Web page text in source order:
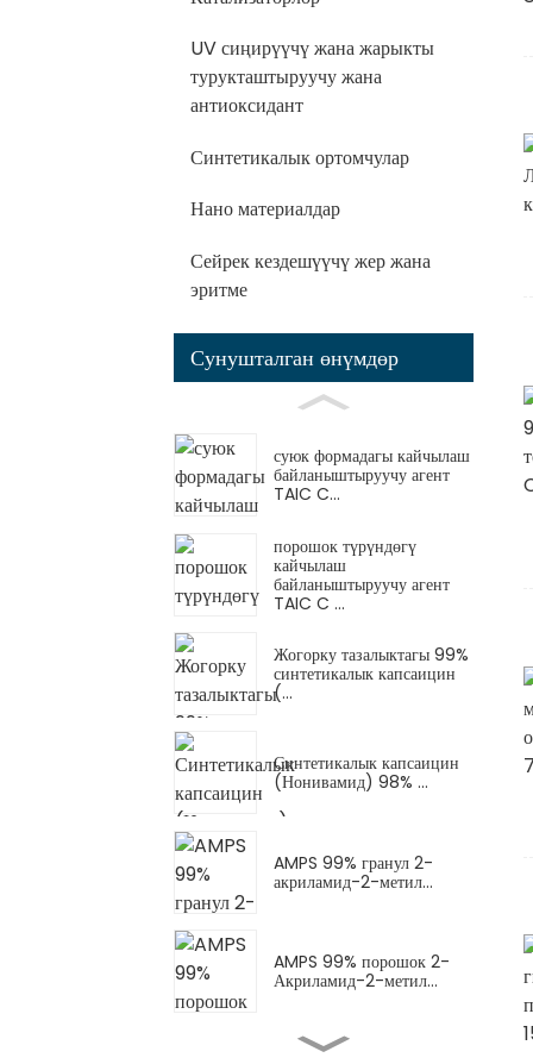
UV сиңирүүчү жана жарыкты
турукташтыруучу жана
антиоксидант
Синтетикалык ортомчулар
Нано материалдар
Сейрек кездешүүчү жер жана
эритме
Сунушталган өнүмдөр
суюк формадагы кайчылаш
байланыштыруучу агент
TAIC C...
порошок түрүндөгү
кайчылаш
байланыштыруучу агент
TAIC C ...
Жогорку тазалыктагы 99%
синтетикалык капсаицин
(...
Синтетикалык капсаицин
(Нонивамид) 98% ...
AMPS 99% гранул 2-
акриламид-2-метил...
AMPS 99% порошок 2-
Акриламид-2-метил...
AMPS-Na порошогу